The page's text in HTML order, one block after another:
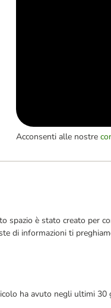
Acconsenti alle nostre
spazio è stato creato per
di informazioni ti
ha avuto negli ultimi 30